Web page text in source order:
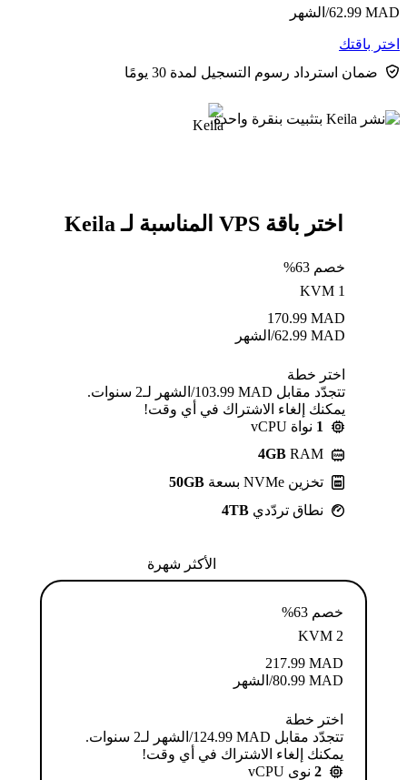
MAD
62.99/الشهر
اختر باقتك
ضمان استرداد رسوم التسجيل لمدة 30 يومًا
اختر باقة VPS المناسبة لـ Keila
خصم 63%
KVM 1
MAD
170.99
MAD
62.99/الشهر
اختر خطة
تتجدّد مقابل MAD ⁦103.99⁩/الشهر لـ2 سنوات.
يمكنك إلغاء الاشتراك في أي وقت!
1 نواة vCPU
4GB RAM
تخزين NVMe بسعة
50GB
نطاق تردّدي 4TB
الأكثر شهرة
خصم 63%
KVM 2
MAD
217.99
MAD
80.99/الشهر
اختر خطة
تتجدّد مقابل MAD ⁦124.99⁩/الشهر لـ2 سنوات.
يمكنك إلغاء الاشتراك في أي وقت!
2 نوى vCPU